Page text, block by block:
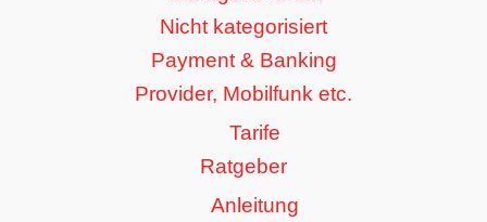
Nicht kategorisiert
Payment & Banking
Provider, Mobilfunk etc.
Tarife
Ratgeber
Anleitung